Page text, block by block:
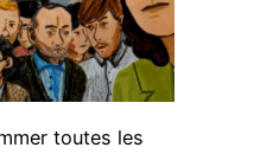
toutes les